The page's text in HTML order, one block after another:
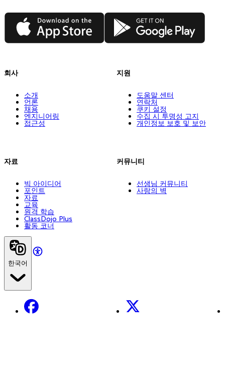
App Store Google Play
회사
소개
언론
채용
엔지니어링
접근성
자료
빅 아이디어
포인트
자료
교육
원격 학습
ClassDojo Plus
활동 코너
지원
도움말 센터
연락처
쿠키 설정
수집 시 투명성 고지
개인정보 보호 및 보안
커뮤니티
선생님 커뮤니티
사랑의 벽
한국어
Facebook X